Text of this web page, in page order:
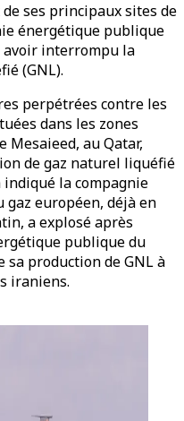
ses principaux sites de
énergétique publique
avoir interrompu la
(GNL).
perpétrées contre les
dans les zones
Mesaieed, au Qatar,
de gaz naturel liquéfié
la compagnie
gaz européen, déjà en
a explosé après
publique du
sa production de GNL à
iraniens.